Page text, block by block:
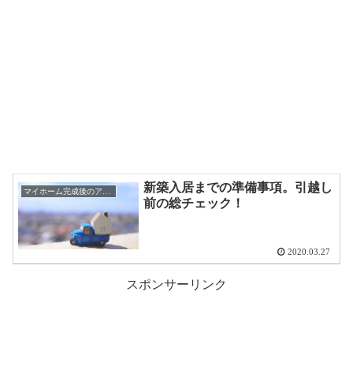
新築入居までの準備事項。引越し
前の総チェック！
2020.03.27
スポンサーリンク